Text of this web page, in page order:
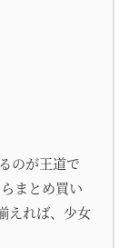
のが王道で
まとめ買い
えれば、少女